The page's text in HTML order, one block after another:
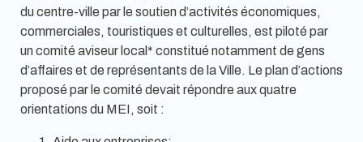
du centre-ville par le soutien d’activités économiques,
commerciales, touristiques et culturelles, est piloté par
un comité aviseur local* constitué notamment de gens
d’affaires et de représentants de la Ville. Le plan d’actions
proposé par le comité devait répondre aux quatre
orientations du MEI, soit :